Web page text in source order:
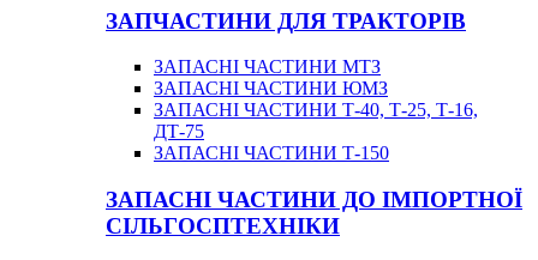
ЗАПЧАСТИНИ ДЛЯ ТРАКТОРІВ
ЗАПАСНІ ЧАСТИНИ МТЗ
ЗАПАСНІ ЧАСТИНИ ЮМЗ
ЗАПАСНІ ЧАСТИНИ Т-40, Т-25, Т-16,
ДТ-75
ЗАПАСНІ ЧАСТИНИ Т-150
ЗАПАСНІ ЧАСТИНИ ДО ІМПОРТНОЇ
СІЛЬГОСПТЕХНІКИ